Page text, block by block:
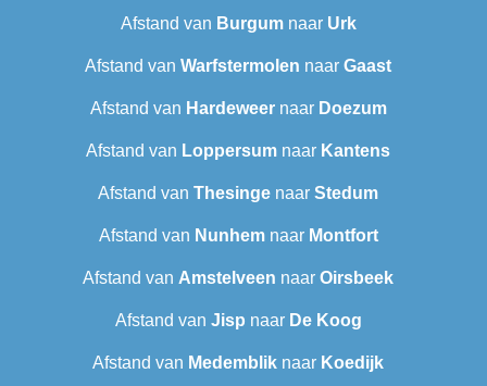
Afstand van Burgumnaar Urk
Afstand van Warfstermolen naar Gaast
Afstand van Hardeweernaar Doezum
Afstand van Loppersum naar Kantens
Afstand van Thesinge naar Stedum
Afstand van Nunhemnaar Montfort
Afstand van Amstelveen naar Oirsbeek
Afstand van Jisp naar De Koog
Afstand van Medemblik naar Koedijk